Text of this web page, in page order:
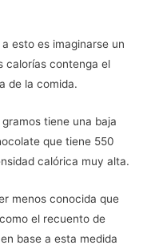
esto es imaginarse un
calorías contenga el
de la comida.
tiene una baja
que tiene 550
calórica muy alta.
menos conocida que
el recuento de
base a esta medida